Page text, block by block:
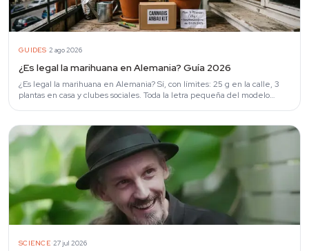
GUIDES·2 ago 2026
¿Es legal la marihuana en Alemania? Guía 2026
¿Es legal la marihuana en Alemania? Sí, con límites: 25 g en la calle, 3
plantas en casa y clubes sociales. Toda la letra pequeña del modelo
SCIENCE·27 jul 2026